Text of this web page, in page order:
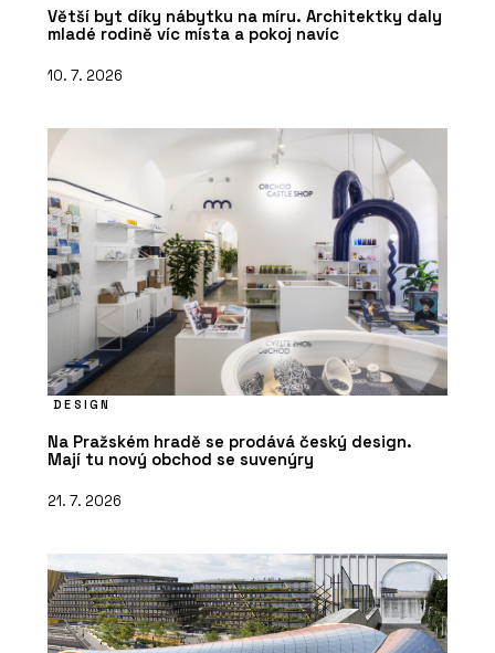
Větší byt díky nábytku na míru. Architektky daly
mladé rodině víc místa a pokoj navíc
10. 7. 2026
DESIGN
Na Pražském hradě se prodává český design.
Mají tu nový obchod se suvenýry
21. 7. 2026